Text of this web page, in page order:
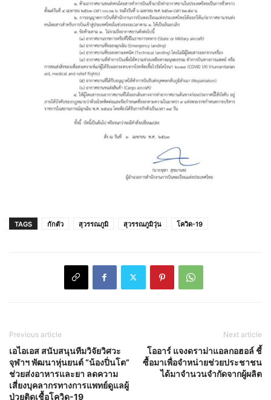
TAGS กักตัว สุวรรณภูมิ สุวรรณภูมิวุ่น โควิด-19
Previous article
เอไอเอส สนับสนุนทีมวิจัยวิศวะ
จุฬาฯ พัฒนาหุ่นยนต์ “น้องปิ่นโต”
ช่วยส่งอาหารและยา ลดความ
เสี่ยงบุคลากรทางการแพทย์ดูแลผู้
ป่วยติดเชื้อโควิด-19
Next article
โออาร์ แจงดราม่าแอลกอฮอล์ ชี้
ซื้อมาเพื่อจำหน่ายช่วยประชาชน
ได้มาจำนวนจำกัดจากผู้ผลิต